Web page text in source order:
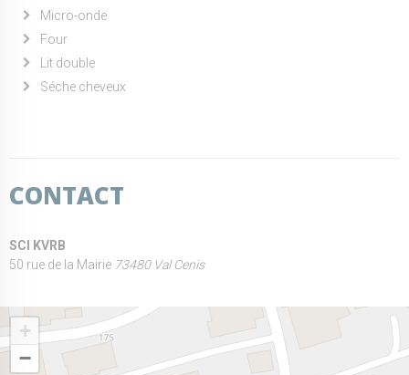
Micro-onde
Four
Lit double
Séche cheveux
CONTACT
SCI KVRB
50 rue de la Mairie 73480 Val Cenis
+
−